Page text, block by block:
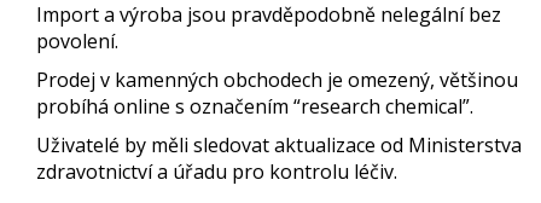
Import a výroba jsou pravděpodobně nelegální bez
povolení.
Prodej v kamenných obchodech je omezený, většinou
probíhá online s označením “research chemical”.
Uživatelé by měli sledovat aktualizace od Ministerstva
zdravotnictví a úřadu pro kontrolu léčiv.